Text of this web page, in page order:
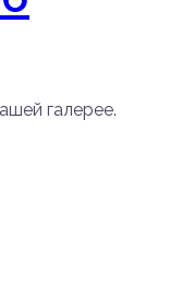
галерее.